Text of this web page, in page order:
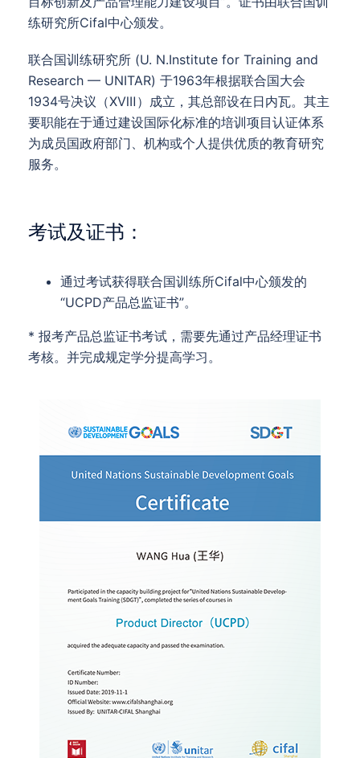
练研究所Cifal中心颁发。
联合国训练研究所 (U. N.Institute for Training and
Research — UNITAR) 于1963年根据联合国大会
1934号决议（ⅩⅧ）成立，其总部设在日内瓦。其主
要职能在于通过建设国际化标准的培训项目认证体系
为成员国政府部门、机构或个人提供优质的教育研究
服务。
考试及证书：
通过考试获得联合国训练所Cifal中心颁发的
“UCPD产品总监证书”。
* 报考产品总监证书考试，需要先通过产品经理证书
考核。并完成规定学分提高学习。